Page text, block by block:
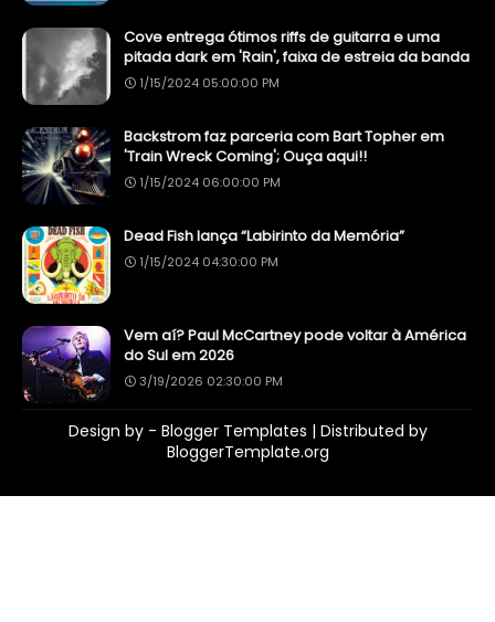
Cove entrega ótimos riffs de guitarra e uma
pitada dark em 'Rain', faixa de estreia da banda
1/15/2024 05:00:00 PM
Backstrom faz parceria com Bart Topher em
'Train Wreck Coming'; Ouça aqui!!
1/15/2024 06:00:00 PM
Dead Fish lança “Labirinto da Memória”
1/15/2024 04:30:00 PM
Vem aí? Paul McCartney pode voltar à América
do Sul em 2026
3/19/2026 02:30:00 PM
Design by - Blogger Templates | Distributed by
BloggerTemplate.org